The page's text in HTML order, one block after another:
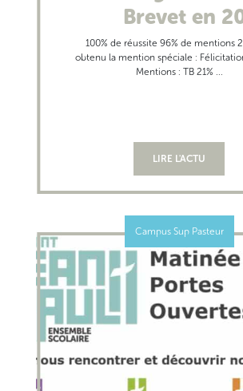
Brevet en
100% de réussite 96% de mentions
obtenu la mention spéciale :
Mentions : TB 21% ...
LIRE L'ACTU
Campus Sup Pasteur